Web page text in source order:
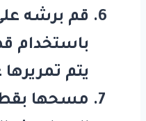
قم برشه
باستخدام
يتم تمريرها
مسحها